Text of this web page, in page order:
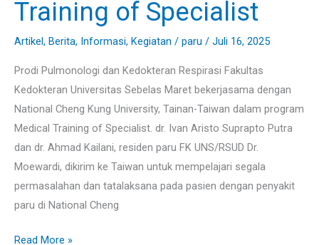
Training of Specialist
Artikel, Berita, Informasi, Kegiatan / paru / Juli 16, 2025
Prodi Pulmonologi dan Kedokteran Respirasi Fakultas
Kedokteran Universitas Sebelas Maret bekerjasama dengan
National Cheng Kung University, Tainan-Taiwan dalam program
Medical Training of Specialist. dr. Ivan Aristo Suprapto Putra
dan dr. Ahmad Kailani, residen paru FK UNS/RSUD Dr.
Moewardi, dikirim ke Taiwan untuk mempelajari segala
permasalahan dan tatalaksana pada pasien dengan penyakit
paru di National Cheng
Training
Specialist
Read More »